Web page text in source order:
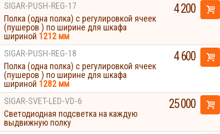
SIGAR-PUSH-REG-17
Полка (одна полка) с регулировкой ячеек
(пушеров ) по ширине для шкафа
шириной 1212 мм
4 200
SIGAR-PUSH-REG-18
Полка (одна полка) с регулировкой ячеек
(пушеров ) по ширине для шкафа
шириной 1282 мм
4 600
SIGAR-SVET-LED-VD-6
Светодиодная подсветка на каждую
выдвижную полку
25 000